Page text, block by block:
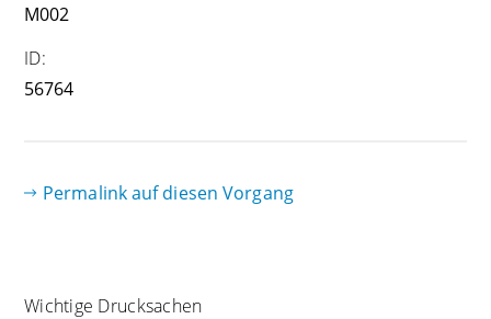
M002
ID:
56764
Permalink auf diesen Vorgang
Wichtige Drucksachen